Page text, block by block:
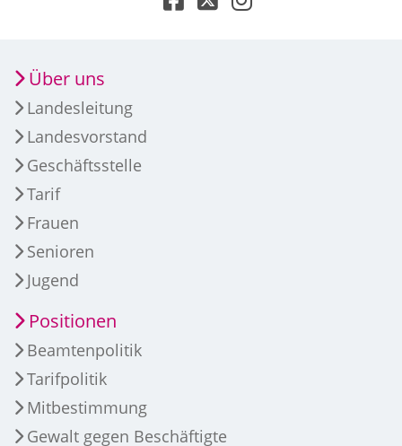
Über uns
Landesleitung
Landesvorstand
Geschäftsstelle
Tarif
Frauen
Senioren
Jugend
Positionen
Beamtenpolitik
Tarifpolitik
Mitbestimmung
Gewalt gegen Beschäftigte